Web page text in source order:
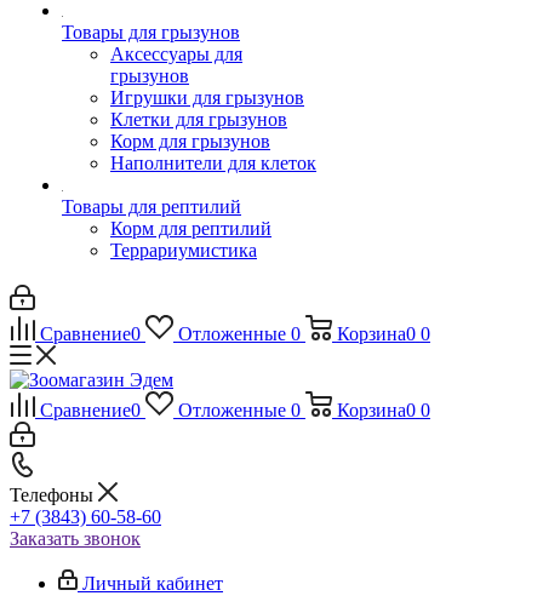
Товары для грызунов
Аксессуары для
грызунов
Игрушки для грызунов
Клетки для грызунов
Корм для грызунов
Наполнители для клеток
Товары для рептилий
Корм для рептилий
Террариумистика
Сравнение0 Отложенные 0 Корзина0 0
Сравнение0 Отложенные 0 Корзина0 0
Телефоны
+7 (3843) 60-58-60
Заказать звонок
Личный кабинет